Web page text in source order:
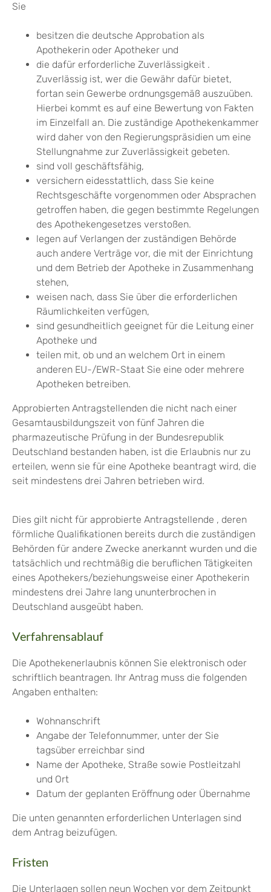
Sie
besitzen die deutsche Approbation als
Apothekerin oder Apotheker und
die dafür erforderliche Zuverlässigkeit .
Zuverlässig ist, wer die Gewähr dafür bietet,
fortan sein Gewerbe ordnungsgemäß auszuüben.
Hierbei kommt es auf eine Bewertung von Fakten
im Einzelfall an. Die zuständige Apothekenkammer
wird daher von den Regierungspräsidien um eine
Stellungnahme zur Zuverlässigkeit gebeten.
sind voll geschäftsfähig,
versichern eidesstattlich, dass Sie keine
Rechtsgeschäfte vorgenommen oder Absprachen
getroffen haben, die gegen bestimmte Regelungen
des Apothekengesetzes verstoßen.
legen auf Verlangen der zuständigen Behörde
auch andere Verträge vor, die mit der Einrichtung
und dem Betrieb der Apotheke in Zusammenhang
stehen,
weisen nach, dass Sie über die erforderlichen
Räumlichkeiten verfügen,
sind gesundheitlich geeignet für die Leitung einer
Apotheke und
teilen mit, ob und an welchem Ort in einem
anderen EU-/EWR-Staat Sie eine oder mehrere
Apotheken betreiben.
Approbierten Antragstellenden die nicht nach einer
Gesamtausbildungszeit von fünf Jahren die
pharmazeutische Prüfung in der Bundesrepublik
Deutschland bestanden haben, ist die Erlaubnis nur zu
erteilen, wenn sie für eine Apotheke beantragt wird, die
seit mindestens drei Jahren betrieben wird.
Dies gilt nicht für approbierte Antragstellende , deren
förmliche Qualifikationen bereits durch die zuständigen
Behörden für andere Zwecke anerkannt wurden und die
tatsächlich und rechtmäßig die beruflichen Tätigkeiten
eines Apothekers/beziehungsweise einer Apothekerin
mindestens drei Jahre lang ununterbrochen in
Deutschland ausgeübt haben.
Verfahrensablauf
Die Apothekenerlaubnis können Sie elektronisch oder
schriftlich beantragen. Ihr Antrag muss die folgenden
Angaben enthalten:
Wohnanschrift
Angabe der Telefonnummer, unter der Sie
tagsüber erreichbar sind
Name der Apotheke, Straße sowie Postleitzahl
und Ort
Datum der geplanten Eröffnung oder Übernahme
Die unten genannten erforderlichen Unterlagen sind
dem Antrag beizufügen.
Fristen
Die Unterlagen sollen neun Wochen vor dem Zeitpunkt